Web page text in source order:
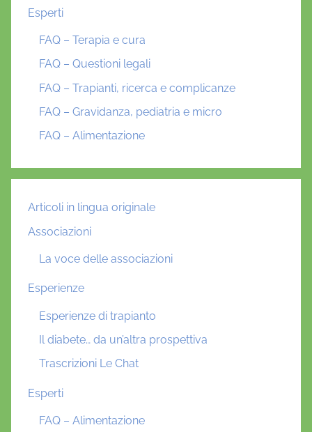
Esperti
FAQ – Terapia e cura
FAQ – Questioni legali
FAQ – Trapianti, ricerca e complicanze
FAQ – Gravidanza, pediatria e micro
FAQ – Alimentazione
Articoli in lingua originale
Associazioni
La voce delle associazioni
Esperienze
Esperienze di trapianto
Il diabete… da un’altra prospettiva
Trascrizioni Le Chat
Esperti
FAQ – Alimentazione